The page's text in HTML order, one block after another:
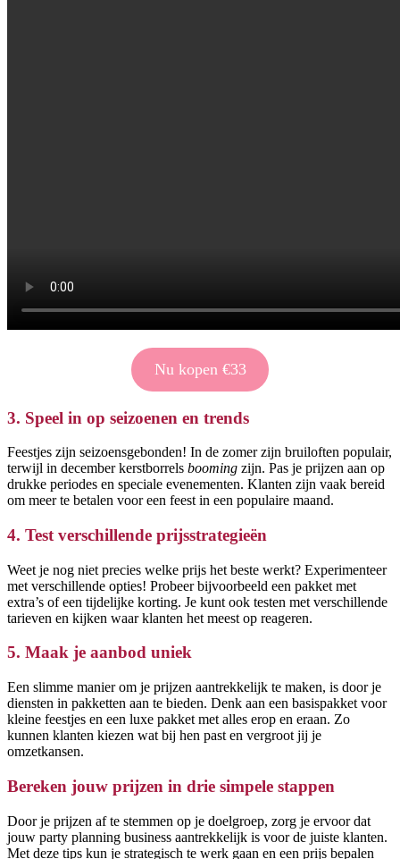
Nu kopen €33
3. Speel in op seizoenen en trends
Feestjes zijn seizoensgebonden! In de zomer zijn bruiloften populair,
terwijl in december kerstborrels booming zijn. Pas je prijzen aan op
drukke periodes en speciale evenementen. Klanten zijn vaak bereid
om meer te betalen voor een feest in een populaire maand.
4. Test verschillende prijsstrategieën
Weet je nog niet precies welke prijs het beste werkt? Experimenteer
met verschillende opties! Probeer bijvoorbeeld een pakket met
extra’s of een tijdelijke korting. Je kunt ook testen met verschillende
tarieven en kijken waar klanten het meest op reageren.
5. Maak je aanbod uniek
Een slimme manier om je prijzen aantrekkelijk te maken, is door je
diensten in pakketten aan te bieden. Denk aan een basispakket voor
kleine feestjes en een luxe pakket met alles erop en eraan. Zo
kunnen klanten kiezen wat bij hen past en vergroot jij je
omzetkansen.
Bereken jouw prijzen in drie simpele stappen
Door je prijzen af te stemmen op je doelgroep, zorg je ervoor dat
jouw party planning business aantrekkelijk is voor de juiste klanten.
Met deze tips kun je strategisch te werk gaan en een prijs bepalen